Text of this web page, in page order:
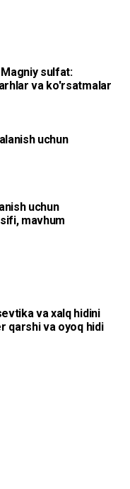
sulfat:
va ko'rsatmalar
uchun
uchun
mavhum
va xalq hidini
qarshi va oyoq hidi